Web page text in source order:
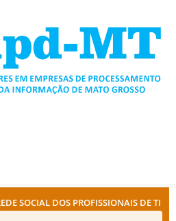
SOCIAL DOS PROFISSIONAIS DE TI